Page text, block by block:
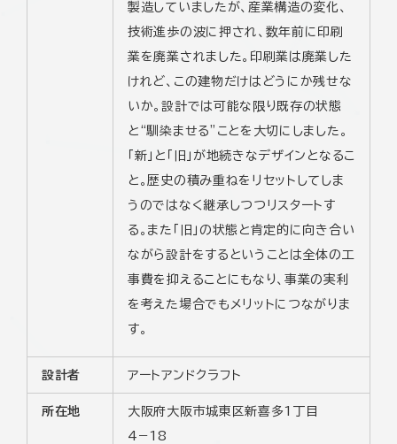
製造していましたが、産業構造の変化、
技術進歩の波に押され、数年前に印刷
業を廃業されました。印刷業は廃業した
けれど、この建物だけはどうにか残せな
いか。設計では可能な限り既存の状態
と“馴染ませる”ことを大切にしました。
「新」と「旧」が地続きなデザインとなるこ
と。歴史の積み重ねをリセットしてしま
うのではなく継承しつつリスタートす
る。また「旧」の状態と肯定的に向き合い
ながら設計をするということは全体の工
事費を抑えることにもなり、事業の実利
を考えた場合でもメリットにつながりま
す。
設計者 アートアンドクラフト
所在地
大阪府大阪市城東区新喜多1丁目
4−18